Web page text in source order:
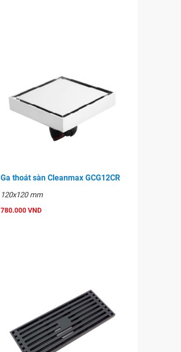
Ga thoát sàn Cleanmax GCG12CR
120x120 mm
780.000 VND